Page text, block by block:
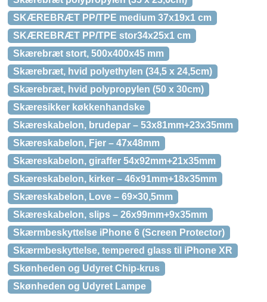
SKÆREBRÆT PP/TPE medium 37x19x1 cm
SKÆREBRÆT PP/TPE stor34x25x1 cm
Skærebræt stort, 500x400x45 mm
Skærebræt, hvid polyethylen (34,5 x 24,5cm)
Skærebræt, hvid polypropylen (50 x 30cm)
Skæresikker køkkenhandske
Skæreskabelon, brudepar – 53x81mm+23x35mm
Skæreskabelon, Fjer – 47x48mm
Skæreskabelon, giraffer 54x92mm+21x35mm
Skæreskabelon, kirker – 46x91mm+18x35mm
Skæreskabelon, Love – 69×30,5mm
Skæreskabelon, slips – 26x99mm+9x35mm
Skærmbeskyttelse iPhone 6 (Screen Protector)
Skærmbeskyttelse, tempered glass til iPhone XR
Skønheden og Udyret Chip-krus
Skønheden og Udyret Lampe